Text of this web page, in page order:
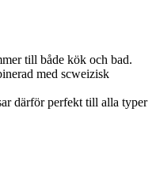
till både kök och bad.
med scweizisk
därför perfekt till alla typer